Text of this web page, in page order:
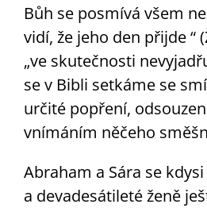
Bůh se posmívá všem
vidí, že jeho den přijde “
„ve skutečnosti
se v Bibli setkáme se
určité popření,
vnímáním něčeho
Abraham a Sára se
a devadesátileté ženě